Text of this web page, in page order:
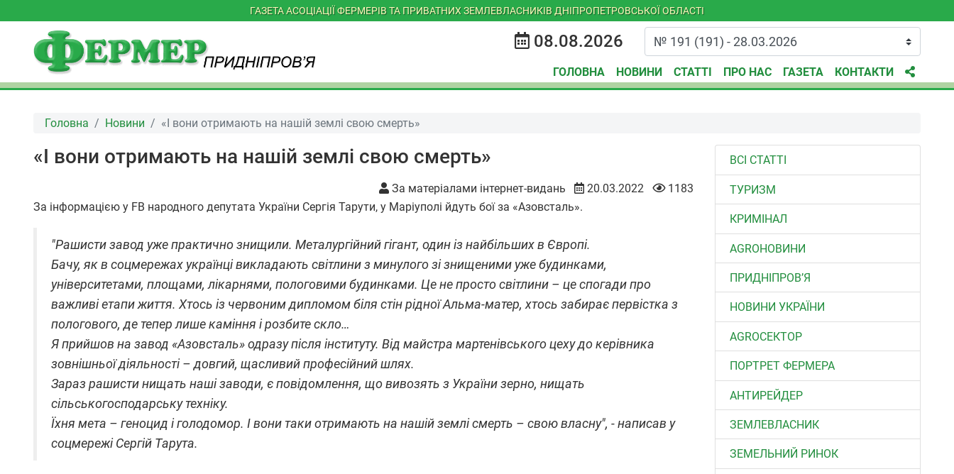
ГАЗЕТА АСОЦІАЦІЇ ФЕРМЕРІВ ТА ПРИВАТНИХ ЗЕМЛЕВЛАСНИКІВ ДНІПРОПЕТРОВСЬКОЇ ОБЛАСТІ
08.08.2026
ГОЛОВНА НОВИНИ СТАТТІ ПРО НАС ГАЗЕТА КОНТАКТИ
Головна Новини «І вони отримають на нашій землі свою смерть»
«І вони отримають на нашій землі свою смерть»
За матеріалами інтернет-видань 20.03.2022
1183
За інформацією у FB народного депутата України Сергія Тарути, у Маріуполі йдуть бої за «Азовсталь».
"Рашисти завод уже практично знищили. Металургійний гігант, один із найбільших в Європі.
Бачу, як в соцмережах українці викладають світлини з минулого зі знищеними уже будинками,
університетами, площами, лікарнями, пологовими будинками. Це не просто світлини – це спогади про
важливі етапи життя. Хтось із червоним дипломом біля стін рідної Альма-матер, хтось забирає первістка з
пологового, де тепер лише каміння і розбите скло…
Я прийшов на завод «Азовсталь» одразу після інституту. Від майстра мартенівського цеху до керівника
зовнішньої діяльності – довгий, щасливий професійний шлях.
Зараз рашисти нищать наші заводи, є повідомлення, що вивозять з України зерно, нищать
сільськогосподарську техніку.
Їхня мета – геноцид і голодомор. І вони таки отримають на нашій землі смерть – свою власну", - написав у
соцмережі Сергій Тарута.
ВСІ СТАТТІ
ТУРИЗМ
КРИМІНАЛ
AGROНОВИНИ
ПРИДНІПРОВ’Я
НОВИНИ УКРАЇНИ
АGROСЕКТОР
ПОРТРЕТ ФЕРМЕРА
АНТИРЕЙДЕР
ЗЕМЛЕВЛАСНИК
ЗЕМЕЛЬНИЙ РИНОК